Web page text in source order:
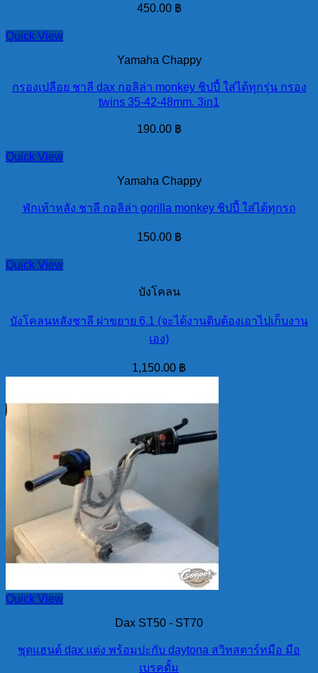
450.00 ฿
Quick View
Yamaha Chappy
กรองเปลือย ชาลี dax กอลิล่า monkey ชิปปี้ ใส่ได้ทุกรุ่น กรอง
twins 35-42-48mm. 3in1
190.00 ฿
Quick View
Yamaha Chappy
พักเท้าหลัง ชาลี กอลิล่า gorilla monkey ชิปปี้ ใส่ได้ทุกรถ
150.00 ฿
Quick View
บังโคลน
บังโคลนหลังชาลี ผ่าขยาย 6.1 (จะได้งานดิบต้องเอาไปเก็บงาน
เอง)
1,150.00 ฿
Quick View
Dax ST50 - ST70
ชุดแฮนด์ dax แต่ง พร้อมปะกับ daytona สวิทสตาร์ทมือ มือ
เบรคดั้ม